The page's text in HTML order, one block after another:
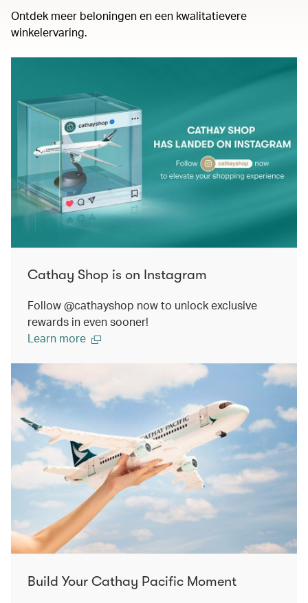
Ontdek meer beloningen en een kwalitatievere
winkelervaring.
Cathay Shop is on Instagram
Follow @cathayshop now to unlock exclusive
rewards in even sooner!
Learn more
Build Your Cathay Pacific Moment